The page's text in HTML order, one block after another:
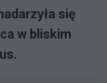
się
w bliskim